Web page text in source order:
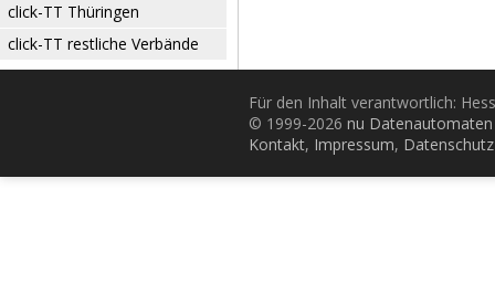
click-TT Thüringen
click-TT restliche Verbände
Für den Inhalt verantwortlich:
© 1999-2026 nu
Kontakt, Impressum, Datenschutz